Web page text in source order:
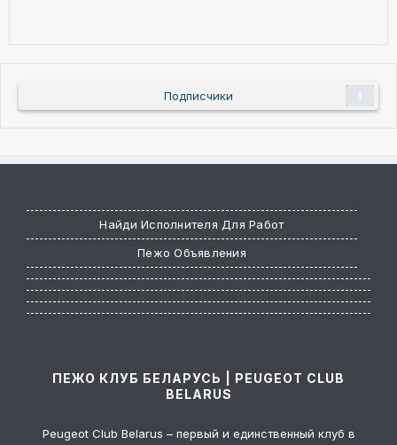
Подписчики 1
Найди Исполнителя Для Работ
Пежо Объявления
ПЕЖО КЛУБ БЕЛАРУСЬ | PEUGEOT CLUB
BELARUS
Peugeot Club Belarus – первый и единственный клуб в